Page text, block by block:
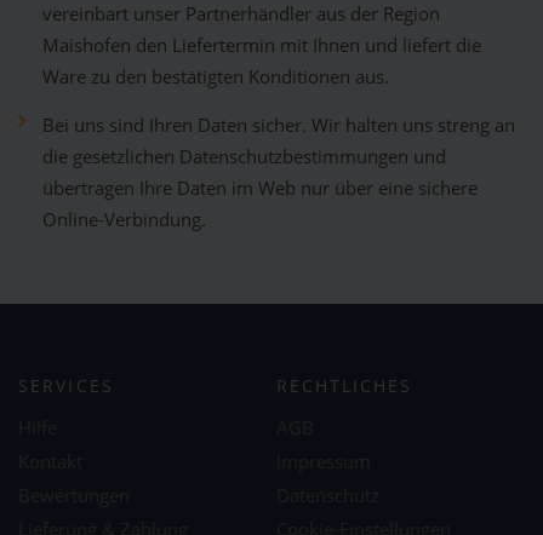
vereinbart unser Partnerhändler aus der Region
Maishofen den Liefertermin mit Ihnen und liefert die
Ware zu den bestätigten Konditionen aus.
Bei uns sind Ihren Daten sicher. Wir halten uns streng an
die gesetzlichen Datenschutzbestimmungen und
übertragen Ihre Daten im Web nur über eine sichere
Online-Verbindung.
SERVICES RECHTLICHES